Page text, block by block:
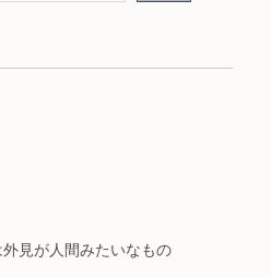
見が人間みたいなもの